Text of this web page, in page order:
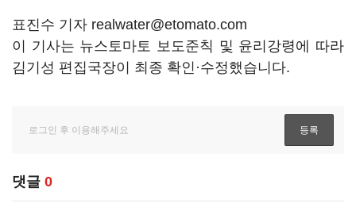
표진수 기자 realwater@etomato.com
이 기사는 뉴스토마토 보도준칙 및 윤리강령에 따라
김기성 편집국장이 최종 확인·수정했습니다.
댓글 0